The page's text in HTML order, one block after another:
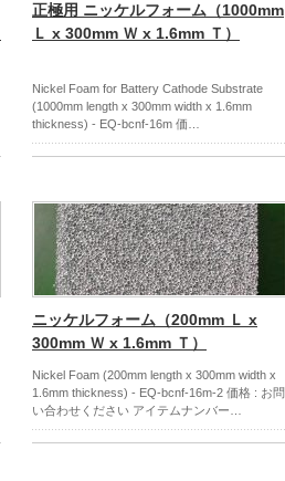
正極用 ニッケルフォーム（1000mm
Ｌ x 300mm Ｗ x 1.6mm Ｔ）
Nickel Foam for Battery Cathode Substrate
(1000mm length x 300mm width x 1.6mm
thickness) - EQ-bcnf-16m 価…
ニッケルフォーム（200mm Ｌ x
300mm Ｗ x 1.6mm Ｔ）
Nickel Foam (200mm length x 300mm width x
1.6mm thickness) - EQ-bcnf-16m-2 価格 : お問
い合わせください アイテムナンバー…